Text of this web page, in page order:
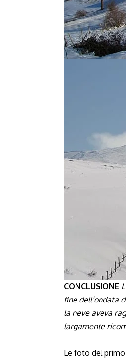
CONCLUSIONE
fine dell’ondata
la neve aveva
largamente
Le foto del